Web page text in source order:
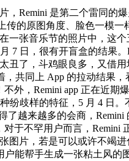
，Remini 是第二个雷同的
的原图角度、脸色一模一
张音乐节的照片中，这
日，很有开盲盒的结果
了，斗鸡眼良多，又借
共同上 App 的拉动结果
，Remini app 正在近期
歧样的特征，5 月 4 日
了越来越多的会商，
于不罕用户而言，Remini
片，若是可以或许不竭
能帮手生成一张粘土风的